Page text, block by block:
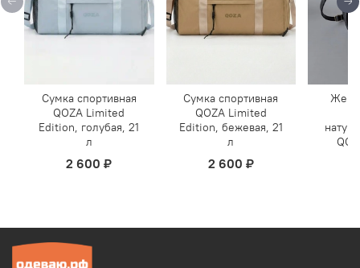
Сумка спортивная
QOZA Limited
Edition, голубая, 21
л
2 600 ₽
Сумка спортивная
QOZA Limited
Edition, бежевая, 21
л
2 600 ₽